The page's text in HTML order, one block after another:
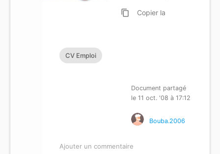
content_copy Copier la
CV Emploi
Document partagé
le 11 oct. '08 à 17:12
Bouba.2006
Ajouter un commentaire